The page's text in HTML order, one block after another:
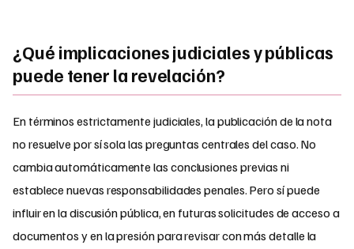
¿Qué implicaciones judiciales y públicas
puede tener la revelación?
En términos estrictamente judiciales, la publicación de la nota
no resuelve por sí sola las preguntas centrales del caso. No
cambia automáticamente las conclusiones previas ni
establece nuevas responsabilidades penales. Pero sí puede
influir en la discusión pública, en futuras solicitudes de acceso a
documentos y en la presión para revisar con más detalle la